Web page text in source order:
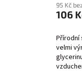
je
z
5
95 Kč
106
Přírodní
velmi